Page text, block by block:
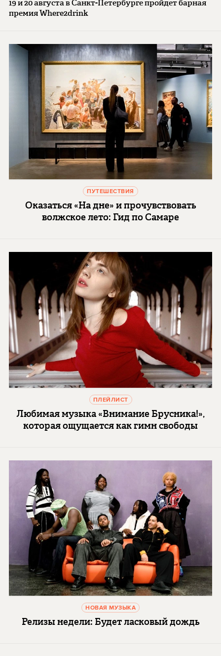
19 и 20 августа в Санкт-Петербурге пройдет барная
премия Where2drink
ПУТЕШЕСТВИЯ
Оказаться «На дне» и прочувствовать
волжское лето: Гид по Самаре
ПЛЕЙЛИСТ
Любимая музыка «Внимание Брусника!»,
которая ощущается как гимн свободы
НОВАЯ МУЗЫКА
Релизы недели: Будет ласковый дождь